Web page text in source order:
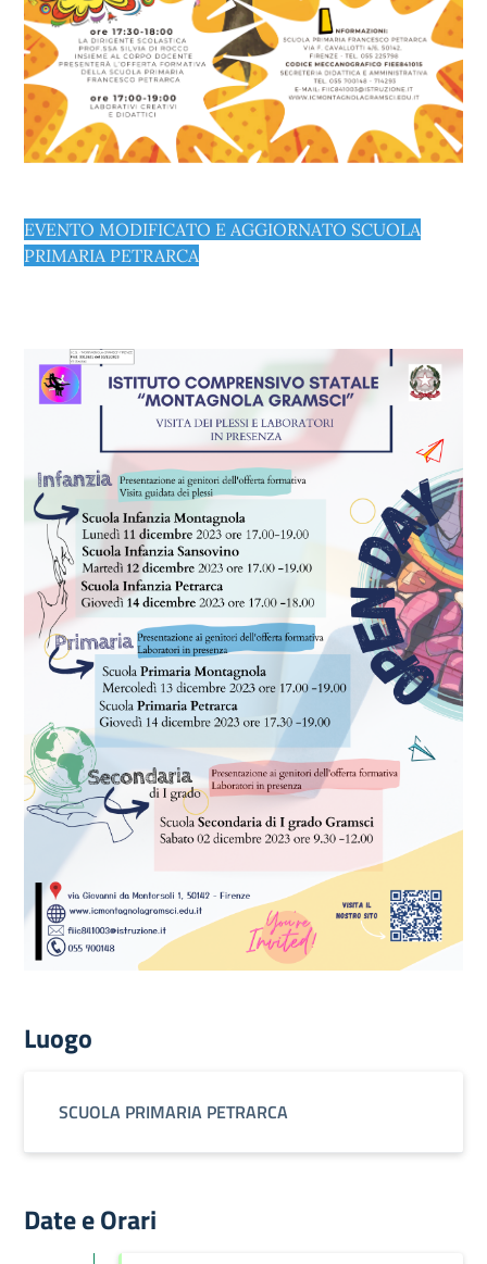
EVENTO MODIFICATO E AGGIORNATO SCUOLA
PRIMARIA PETRARCA
Luogo
SCUOLA PRIMARIA PETRARCA
Date e Orari